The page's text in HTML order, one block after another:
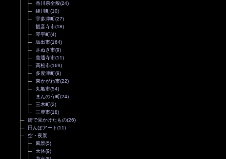
香川県全般(24)
綾川町(10)
宇多津町(27)
観音寺市(18)
琴平町(4)
坂出市(164)
さぬき市(9)
善通寺市(11)
高松市(169)
多度津町(9)
東かがわ市(22)
丸亀市(54)
まんのう町(24)
三木町(2)
三豊市(18)
街で見かけたもの(26)
田んぼアート(11)
空・夜景
風景(5)
天体(9)